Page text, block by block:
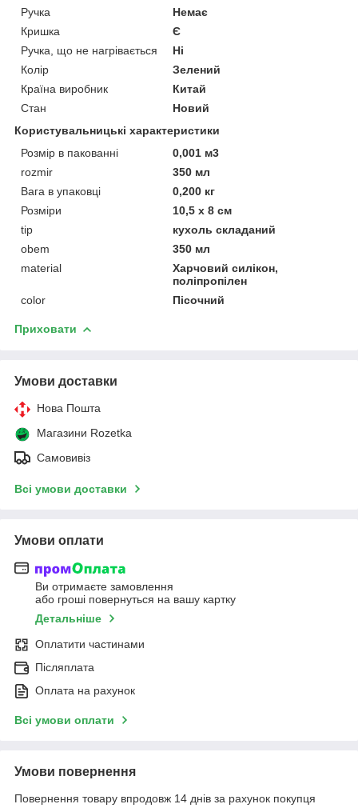
Ручка
Немає
Кришка
Є
Ручка, що не нагрівається
Ні
Колір
Зелений
Країна виробник
Китай
Стан
Новий
Користувальницькі характеристики
Розмір в пакованні
0,001 м3
rozmir
350 мл
Вага в упаковці
0,200 кг
Розміри
10,5 x 8 см
tip
кухоль складаний
obem
350 мл
material
Харчовий силікон,
поліпропілен
color
Пісочний
Приховати
Умови доставки
Нова Пошта
Магазини Rozetka
Самовивіз
Всі умови доставки
Умови оплати
Ви отримаєте замовлення
або гроші повернуться на вашу картку
Детальніше
Оплатити частинами
Післяплата
Оплата на рахунок
Всі умови оплати
Умови повернення
Повернення товару впродовж 14 днів за рахунок покупця